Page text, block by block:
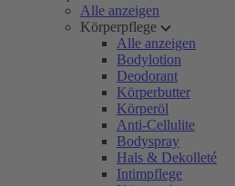
Alle anzeigen
Körperpflege
Alle anzeigen
Bodylotion
Deodorant
Körperbutter
Körperöl
Anti-Cellulite
Bodyspray
Hals & Dekolleté
Intimpflege